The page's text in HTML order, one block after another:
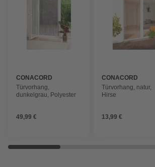
CONACORD
Türvorhang,
dunkelgrau, Polyester
49,99 €
CONACORD
Türvorhang, natur,
Hirse
13,99 €